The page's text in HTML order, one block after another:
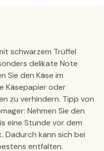
schwarzem Trüffel
delikate Note
Sie den Käse im
Käsepapier oder
zu verhindern. Tipp von
Nehmen Sie den
eine Stunde vor dem
Dadurch kann sich bei
entfalten.